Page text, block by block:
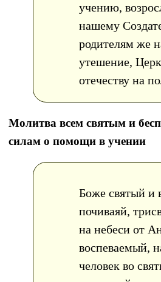
учению,
нашему
родителям же
утешение,
отечеству на
Молитва всем святым и
силам о помощи в учении
Боже святый и
почиваяй,
на небеси от
воспеваемый,
человек во